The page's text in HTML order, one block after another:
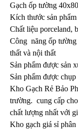
Gạch ốp tường
Kích thước sản
Chất liệu porceland,
Công năng ốp tường
thất và nội thất
Sản phẩm được sản
Sản phẩm được
Kho Gạch Rẻ Bảo
trường. cung cấp
chất lượng nhất với
Kho gạch giá sỉ